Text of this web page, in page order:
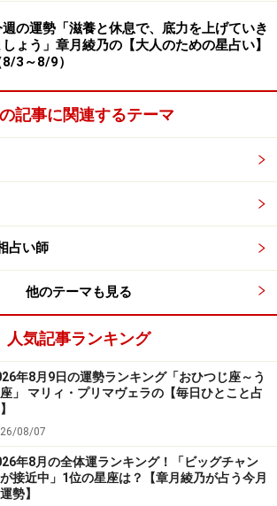
を見る
／獅子座（7月23日～8月22日
運勢
要注意。席を立つときは振り返って確
の運勢「滋養と休息で、底力を上げていき
しょう」章月綾乃の【大人のための星占い】
8/3～8/9）
記事に関連するテーマ
占い師
他のテーマも見る
人気記事ランキング
年8月9日の運勢ランキング「おひつじ座～う
」 マリィ・プリマヴェラの【毎日ひとこと占
08/07
年8月の全体運ランキング！「ビッグチャン
接近中」1位の星座は？【章月綾乃が占う今月
勢】